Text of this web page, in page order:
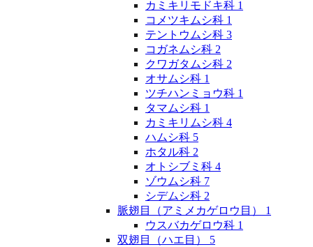
カミキリモドキ科 1
コメツキムシ科 1
テントウムシ科 3
コガネムシ科 2
クワガタムシ科 2
オサムシ科 1
ツチハンミョウ科 1
タマムシ科 1
カミキリムシ科 4
ハムシ科 5
ホタル科 2
オトシブミ科 4
ゾウムシ科 7
シデムシ科 2
脈翅目（アミメカゲロウ目） 1
ウスバカゲロウ科 1
双翅目（ハエ目） 5